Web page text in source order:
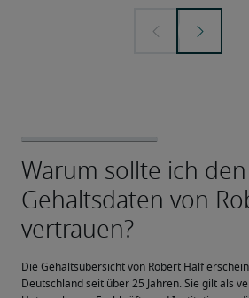
Die Gehaltsübersicht von Robert Half
Deutschland seit über 25 Jahren. Sie gilt als